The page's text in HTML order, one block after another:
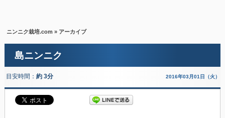
ニンニク栽培.com » アーカイブ
島ニンニク
目安時間： 約 3分 2016年03月01日（火）